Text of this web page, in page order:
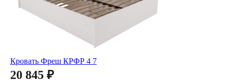
Кровать Фреш КРФР 4 7
20 845 ₽